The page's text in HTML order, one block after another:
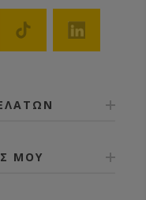
ΜΟΥ